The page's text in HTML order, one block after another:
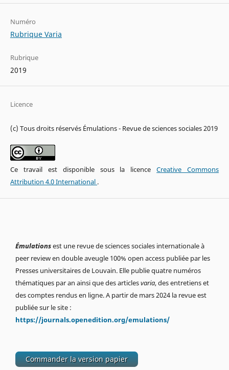
Numéro
Rubrique Varia
Rubrique
2019
Licence
(c) Tous droits réservés Émulations - Revue de sciences sociales 2019
Ce travail est disponible sous la licenceCreative Commons
Attribution 4.0 International .
Émulationsest une revue de sciences sociales internationale à
peer review en double aveugle 100% open access publiée par les
Presses universitaires de Louvain. Elle publie quatre numéros
thématiques par an ainsi que des articlesvaria, des entretiens et
des comptes rendus en ligne. A partir de mars 2024 la revue est
publiée sur le site :
https://journals.openedition.org/emulations/